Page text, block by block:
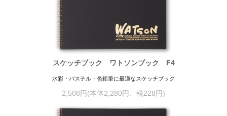
スケッチブック ワトソンブック F4
水彩・パステル・色鉛筆に最適なスケッチブック
2,508円(本体2,280円、税228円)